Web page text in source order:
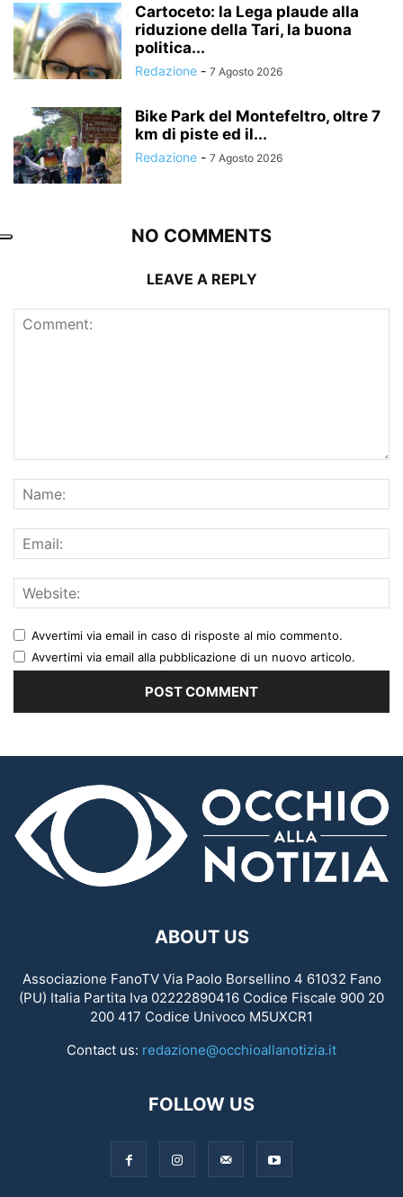
Cartoceto: la Lega plaude alla
riduzione della Tari, la buona
politica...
Redazione - 7 Agosto 2026
Bike Park del Montefeltro, oltre 7
km di piste ed il...
Redazione - 7 Agosto 2026
NO COMMENTS
LEAVE A REPLY
Avvertimi via email in caso di risposte al mio commento.
Avvertimi via email alla pubblicazione di un nuovo articolo.
ABOUT US
Associazione FanoTV Via Paolo Borsellino 4 61032 Fano
(PU) Italia Partita Iva 02222890416 Codice Fiscale 900 20
200 417 Codice Univoco M5UXCR1
Contact us: redazione@occhioallanotizia.it
FOLLOW US